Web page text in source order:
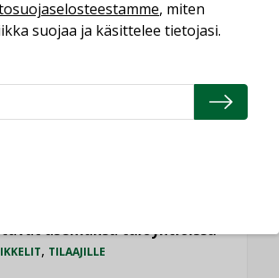
asemansa taloyhtiöissä
, TILAAJILLE
, miten
suojaa ja käsittelee tietojasi.